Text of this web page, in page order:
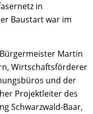
in
Baustart war im
Martin
Wirtschaftsförderer
und der
Projektleiter des
Schwarzwald-Baar,